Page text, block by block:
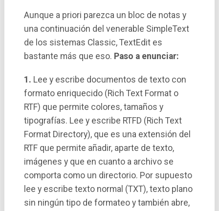
Aunque a priori parezca un bloc de notas y
una continuación del venerable SimpleText
de los sistemas Classic, TextEdit es
bastante más que eso. Paso a enunciar:
1. Lee y escribe documentos de texto con
formato enriquecido (Rich Text Format o
RTF) que permite colores, tamaños y
tipografí­as. Lee y escribe RTFD (Rich Text
Format Directory), que es una extensión del
RTF que permite añadir, aparte de texto,
imágenes y que en cuanto a archivo se
comporta como un directorio. Por supuesto
lee y escribe texto normal (TXT), texto plano
sin ningún tipo de formateo y también abre,